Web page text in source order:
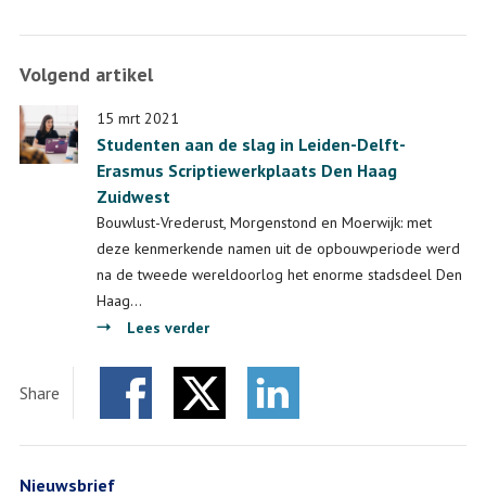
Volgend artikel
15 mrt 2021
Studenten aan de slag in Leiden-Delft-
Erasmus Scriptiewerkplaats Den Haag
Zuidwest
Bouwlust-Vrederust, Morgenstond en Moerwijk: met
deze kenmerkende namen uit de opbouwperiode werd
na de tweede wereldoorlog het enorme stadsdeel Den
Haag…
Lees verder
aan
de
Share
Nieuwsbrief